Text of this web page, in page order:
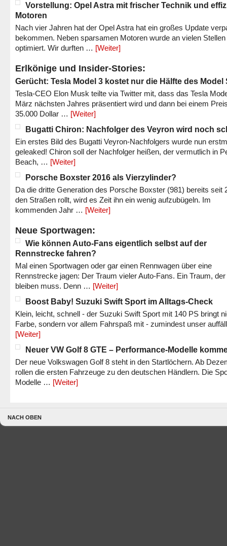
Vorstellung: Opel Astra mit frischer Technik und
Motoren
Nach vier Jahren hat der Opel Astra hat ein großes Update
bekommen. Neben sparsamen Motoren wurde an vielen Stellen
optimiert. Wir durften … [Weiter]
Erlkönige und Insider-Stories:
Gerücht: Tesla Model 3 kostet nur die Hälfte des Model
Tesla-CEO Elon Musk teilte via Twitter mit, dass das Tesla
März nächsten Jahres präsentiert wird und dann bei einem
35.000 Dollar … [Weiter]
Bugatti Chiron: Nachfolger des Veyron wird noch
Ein erstes Bild des Bugatti Veyron-Nachfolgers wurde nun
geleaked! Chiron soll der Nachfolger heißen, der vermutlich in
Beach, … [Weiter]
Porsche Boxster 2016 als Vierzylinder?
Da die dritte Generation des Porsche Boxster (981) bereits seit
den Straßen rollt, wird es Zeit ihn ein wenig aufzubügeln. Im
kommenden Jahr … [Weiter]
Neue Sportwagen:
Wie können Auto-Fans eigentlich selbst auf der
Rennstrecke fahren?
Mal einen Sportwagen oder gar einen Rennwagen über eine
Rennstrecke jagen: Der Traum vieler Auto-Fans. Ein Traum,
bleiben muss. Denn … [Weiter]
Boost Baby! Suzuki Swift Sport im Alltags-Check
Klein, leicht, schnell - der Suzuki Swift Sport mit 140 PS bringt
Farbe, sondern vor allem Fahrspaß mit - zumindest unser
[Weiter]
Neuer VW Golf 8 GTE – Performance-Modelle
Der neue Volkswagen Golf 8 steht in den Startlöchern. Ab
rollen die ersten Fahrzeuge zu den deutschen Händlern. Die
Modelle … [Weiter]
NACH OBEN